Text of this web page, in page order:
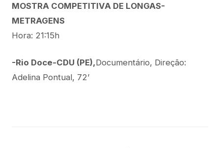
MOSTRA COMPETITIVA DE LONGAS-
METRAGENS
Hora: 21:15h
-Rio Doce-CDU (PE),Documentário, Direção:
Adelina Pontual, 72’